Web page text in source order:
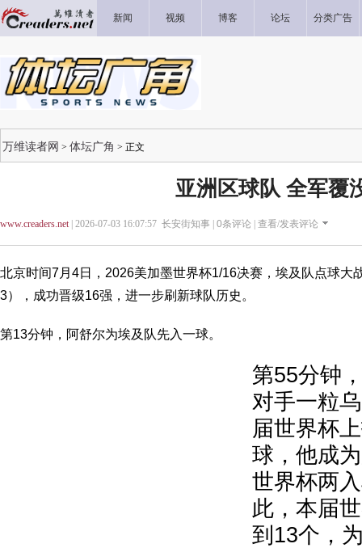
新闻 视频 博客 论坛 分类广告
万维读者网 > 体坛广角 > 正文
亚洲区球队 全军覆
www.creaders.net| 2026-07-03 16:07:57 长安街知事 | 0条评论 | 查看/发表评论
北京时间7月4日，2026美加墨世界杯1/16决赛，埃及队点球大
3），成功晋级16强，进一步刷新球队历史。
第13分钟，阿舒尔为埃及队先入一球。
第55分钟
对手一粒
届世界杯
球，他成
世界杯两
此，本届
到13个，